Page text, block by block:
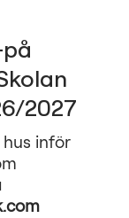
2027
inför